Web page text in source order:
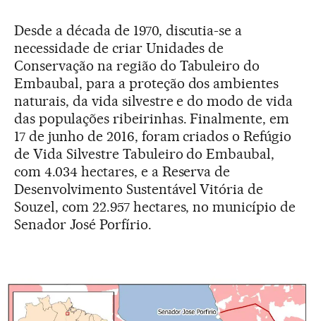
Desde a década de 1970, discutia-se a
necessidade de criar Unidades de
Conservação na região do Tabuleiro do
Embaubal, para a proteção dos ambientes
naturais, da vida silvestre e do modo de vida
das populações ribeirinhas. Finalmente, em
17 de junho de 2016, foram criados o Refúgio
de Vida Silvestre Tabuleiro do Embaubal,
com 4.034 hectares, e a Reserva de
Desenvolvimento Sustentável Vitória de
Souzel, com 22.957 hectares, no município de
Senador José Porfírio.